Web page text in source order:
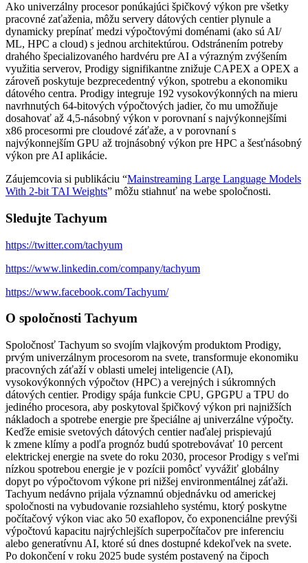
Ako univerzálny procesor ponúkajúci špičkový výkon pre všetky
pracovné zaťaženia, môžu servery dátových centier plynule a
dynamicky prepínať medzi výpočtovými doménami (ako sú AI/
ML, HPC a cloud) s jednou architektúrou. Odstránením potreby
drahého špecializovaného hardvéru pre AI a výrazným zvýšením
využitia serverov, Prodigy signifikantne znižuje CAPEX a OPEX a
zároveň poskytuje bezprecedentný výkon, spotrebu a ekonomiku
dátového centra. Prodigy integruje 192 vysokovýkonných na mieru
navrhnutých 64-bitových výpočtových jadier, čo mu umožňuje
dosahovať až 4,5-násobný výkon v porovnaní s najvýkonnejšími
x86 procesormi pre cloudové záťaže, a v porovnaní s
najvýkonnejším GPU až trojnásobný výkon pre HPC a šesťnásobný
výkon pre AI aplikácie.
Záujemcovia si publikáciu “Mainstreaming Large Language Models
With 2-bit TAI Weights” môžu stiahnuť na webe spoločnosti.
Sledujte Tachyum
https://twitter.com/tachyum
https://www.linkedin.com/company/tachyum
https://www.facebook.com/Tachyum/
O spoločnosti Tachyum
Spoločnosť Tachyum so svojím vlajkovým produktom Prodigy,
prvým univerzálnym procesorom na svete, transformuje ekonomiku
pracovných záťaží v oblasti umelej inteligencie (AI),
vysokovýkonných výpočtov (HPC) a verejných i súkromných
dátových centier. Prodigy spája funkcie CPU, GPGPU a TPU do
jediného procesora, aby poskytoval špičkový výkon pri najnižších
nákladoch a spotrebe energie pre špeciálne aj univerzálne výpočty.
Keďže emisie svetových dátových centier naďalej prispievajú
k zmene klímy a podľa prognóz budú spotrebovávať 10 percent
elektrickej energie na svete do roku 2030, procesor Prodigy s veľmi
nízkou spotrebou energie je v pozícii pomôcť vyvážiť globálny
dopyt po výpočtovom výkone pri nižšej environmentálnej záťaži.
Tachyum nedávno prijala významnú objednávku od americkej
spoločnosti na vybudovanie rozsiahleho systému, ktorý poskytne
počítačový výkon viac ako 50 exaflopov, čo exponenciálne prevýši
výpočtovú kapacitu najrýchlejších superpočítačov pre inferenciu
alebo generatívnu AI, ktoré sú dnes dostupné kdekoľvek na svete.
Po dokončení v roku 2025 bude systém postavený na čipoch